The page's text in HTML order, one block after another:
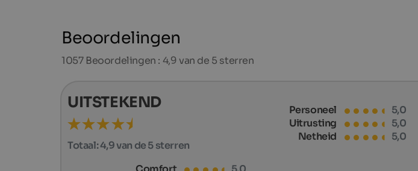
Beoordelingen
1057Beoordelingen : 4,9 van de 5 sterren
UITSTEKEND
Totaal:4,9 van de 5 sterren
Personeel
5,0
Uitrusting
5,0
Netheid
5,0